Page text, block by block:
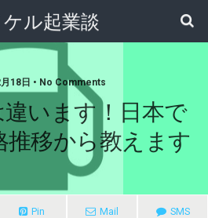
ル起業談
18日 • No Comments
違います！日本で
推移から教えます
Pin Mail SMS